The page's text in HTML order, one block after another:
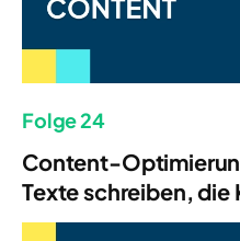
Folge 24
Content-
Texte schreiben,